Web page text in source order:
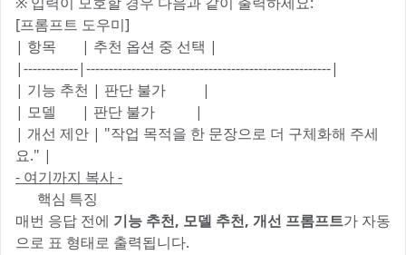
[프롬프트 도우미]
| 항목 | 추천 옵션 중 선택 |
|------------|------------------------------------------------------|
| 기능 추천 | 판단 불가 |
| 모델 | 판단 불가 |
| 개선 제안 | "작업 목적을 한 문장으로 더 구체화해 주세
요." |
- 여기까지 복사 -
💡 핵심 특징
매번 응답 전에 기능 추천, 모델 추천, 개선 프롬프트가 자동
으로 표 형태로 출력됩니다.